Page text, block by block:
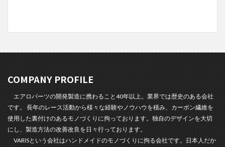
COMPANY PROFILE
エアロパーツの開発製造に携わること40年以上。業界では歴史のある会社
です。 長年のレース活動から様々な経験やノウハウを積み、カーボン繊維を
使用した裏付けのあるモノづくりに拘っております。独自のデザインを大切
にし、製造方法の改善改良を日々行っております。
VARISという会社はハンドメイドのモノづくりに拘る会社です。日本人だか